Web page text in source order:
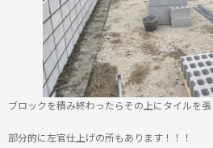
ブロックを積み終わったらその上にタイルを張
部分的に左官仕上げの所もあります！！！